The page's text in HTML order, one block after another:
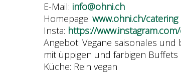
E-Mail: info@ohni.ch
Homepage: www.ohni.ch/catering
Insta: https://
Angebot: Vegane saisonales
mit üppigen und farbigen
Küche: Rein vegan